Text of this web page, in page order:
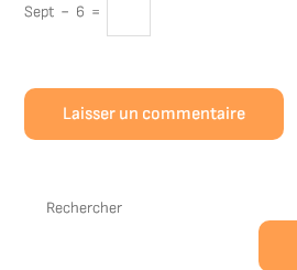
Sept − 6 =
Rechercher